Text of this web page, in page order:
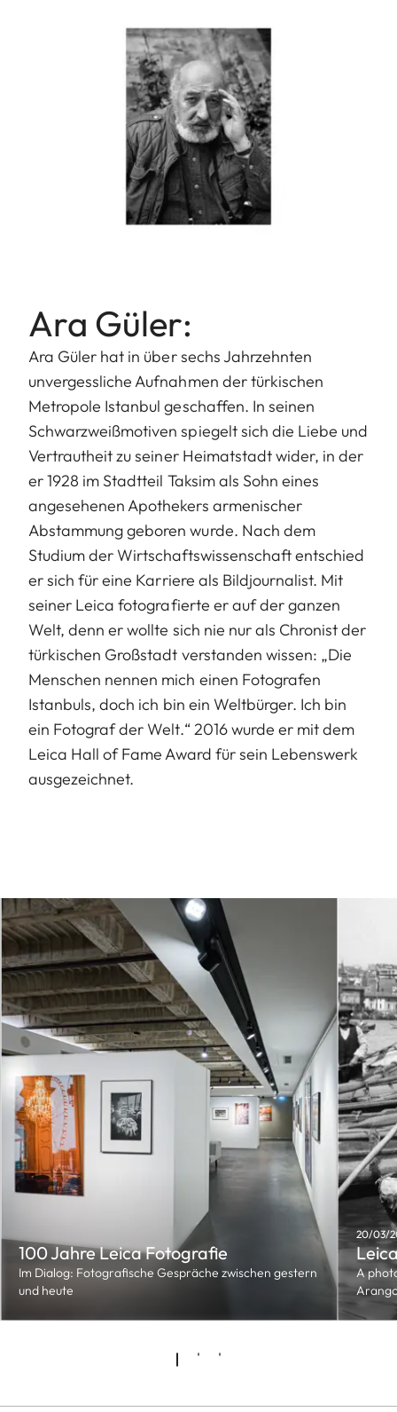
Ara Güler:
Ara Güler hat in über sechs Jahrzehnten
unvergessliche Aufnahmen der türkischen
Metropole Istanbul geschaffen. In seinen
Schwarzweißmotiven spiegelt sich die Liebe und
Vertrautheit zu seiner Heimatstadt wider, in der
er 1928 im Stadtteil Taksim als Sohn eines
angesehenen Apothekers armenischer
Abstammung geboren wurde. Nach dem
Studium der Wirtschaftswissenschaft entschied
er sich für eine Karriere als Bildjournalist. Mit
seiner Leica fotografierte er auf der ganzen
Welt, denn er wollte sich nie nur als Chronist der
türkischen Großstadt verstanden wissen: „Die
Menschen nennen mich einen Fotografen
Istanbuls, doch ich bin ein Weltbürger. Ich bin
ein Fotograf der Welt.“ 2016 wurde er mit dem
Leica Hall of Fame Award für sein Lebenswerk
ausgezeichnet.
100 Jahre Leica Fotografie
Im Dialog: Fotografische Gespräche zwischen gestern
und heute
20/03/
A